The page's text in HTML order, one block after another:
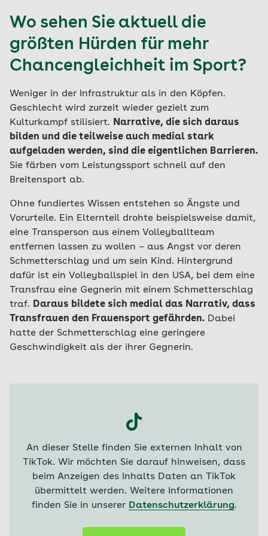
Wo sehen Sie aktuell die
größten Hürden für mehr
Chancengleichheit im Sport?
Weniger in der Infrastruktur als in den Köpfen.
Geschlecht wird zurzeit wieder gezielt zum
Kulturkampf stilisiert. Narrative, die sich daraus
bilden und die teilweise auch medial stark
aufgeladen werden, sind die eigentlichen Barrieren.
Sie färben vom Leistungssport schnell auf den
Breitensport ab.
Ohne fundiertes Wissen entstehen so Ängste und
Vorurteile. Ein Elternteil drohte beispielsweise damit,
eine Transperson aus einem Volleyballteam
entfernen lassen zu wollen – aus Angst vor deren
Schmetterschlag und um sein Kind. Hintergrund
dafür ist ein Volleyballspiel in den USA, bei dem eine
Transfrau eine Gegnerin mit einem Schmetterschlag
traf. Daraus bildete sich medial das Narrativ, dass
Transfrauen den Frauensport gefährden. Dabei
hatte der Schmetterschlag eine geringere
Geschwindigkeit als der ihrer Gegnerin.
An dieser Stelle finden Sie externen Inhalt von
TikTok. Wir möchten Sie darauf hinweisen, dass
beim Anzeigen des Inhalts Daten an TikTok
übermittelt werden. Weitere Informationen
finden Sie in unserer Datenschutzerklärung.